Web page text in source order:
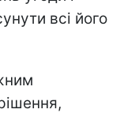
всі його